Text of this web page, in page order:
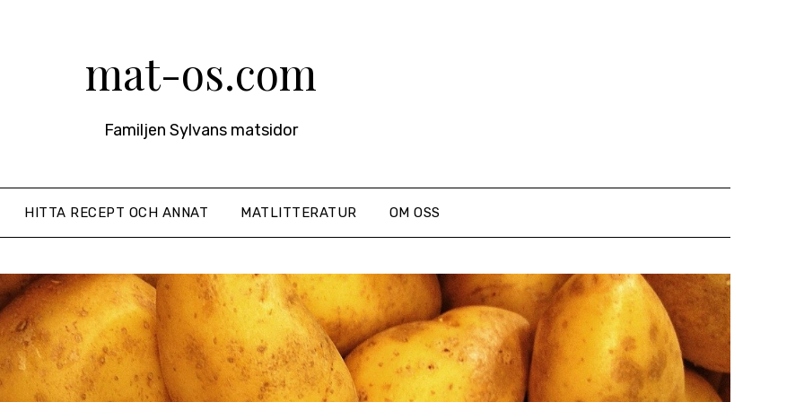
mat-os.com
Familjen Sylvans matsidor
HITTA RECEPT OCH ANNAT MATLITTERATUR OM OSS